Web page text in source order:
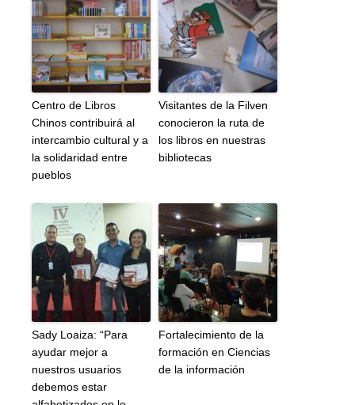
Centro de Libros
Chinos contribuirá al
intercambio cultural y a
la solidaridad entre
pueblos
Visitantes de la Filven
conocieron la ruta de
los libros en nuestras
bibliotecas
Sady Loaiza: “Para
ayudar mejor a
nuestros usuarios
debemos estar
Fortalecimiento de la
formación en Ciencias
de la información